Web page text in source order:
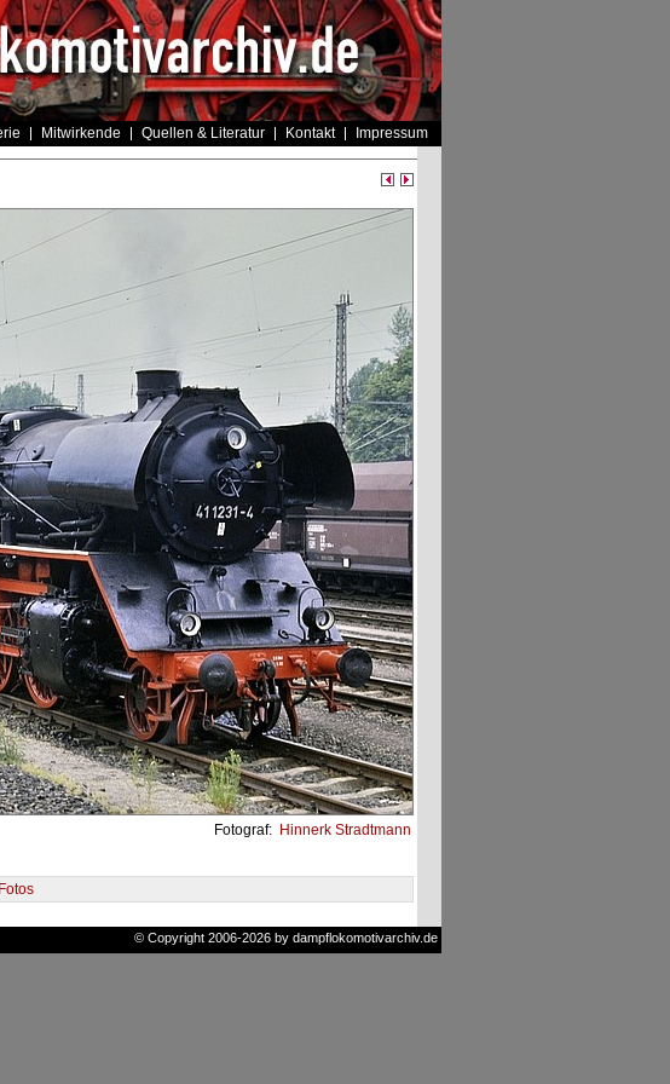
Mitwirkende Quellen & Literatur Kontakt Impressum
Fotograf: Hinnerk Stradtmann
© Copyright 2006-2026 by dampflokomotivarchiv.de